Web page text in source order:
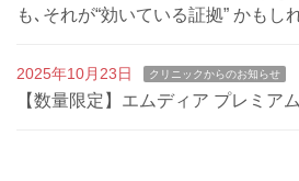
も､それが“効いている証拠” かもし
2025年10月23日 クリニックからのお知らせ
【数量限定】エムディア プレミア